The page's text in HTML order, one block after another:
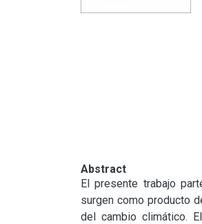
Abstract
El presente trabajo
surgen como producto
del cambio climático.